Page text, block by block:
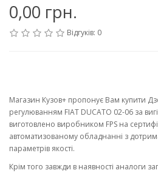
0,00 грн.
Відгуків: 0
Магазин Кузов+ пропонує Вам купити
регулюванням FIAT DUCATO 02-06 за
виготовлено виробником FPS на
автоматизованому обладнанні з
параметрів якості.
Крім того завжди в наявності аналоги